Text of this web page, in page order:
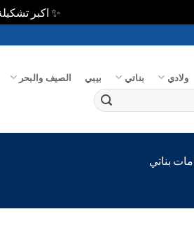
✨ اكبر
ولادي بناتي بيبي الصيف والبحر
بناتي